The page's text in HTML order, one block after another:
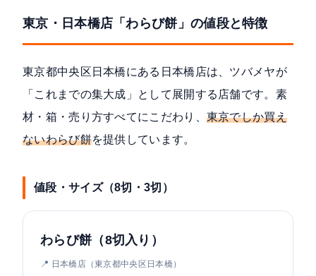
東京・日本橋店「わらび餅」の値段と特徴
東京都中央区日本橋にある日本橋店は、ツバメヤが
「これまでの集大成」として展開する店舗です。素
材・箱・売り方すべてにこだわり、 東京でしか買え
ないわらび餅を提供しています。
値段・サイズ（8切・3切）
わらび餅（8切入り）
📍 日本橋店（東京都中央区日本橋）